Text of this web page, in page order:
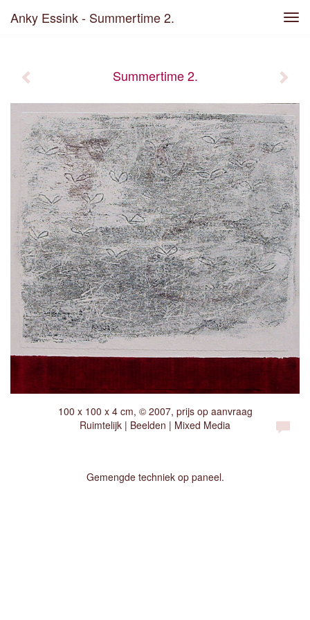
Anky Essink - Summertime 2.
Summertime 2.
100 x 100 x 4 cm, © 2007, prijs op aanvraag
Ruimtelijk | Beelden | Mixed Media
Gemengde techniek op paneel.